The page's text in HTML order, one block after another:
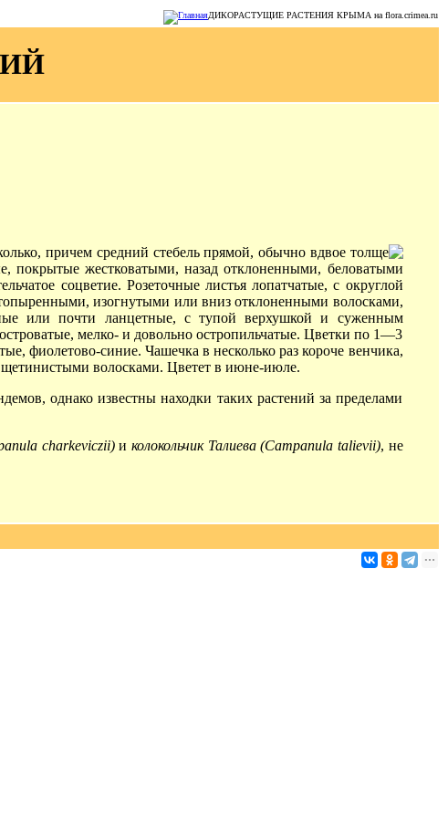
ДИКОРАСТУЩИЕ РАСТЕНИЯ КРЫМА на flora.crimea.ru
причем средний стебель прямой, обычно вдвое толще
покрытые жестковатыми, назад отклоненными, беловатыми
соцветие. Розеточные листья лопатчатые, с округлой
изогнутыми или вниз отклоненными волосками,
или почти ланцетные, с тупой верхушкой и суженным
мелко- и довольно остропильчатые. Цветки по 1—3
фиолетово-синие. Чашечка в несколько раз короче венчика,
волосками. Цветет в июне-июле.
однако известны находки таких растений за пределами
charkeviczii)и колокольчик Талиева (Campanula talievii), не